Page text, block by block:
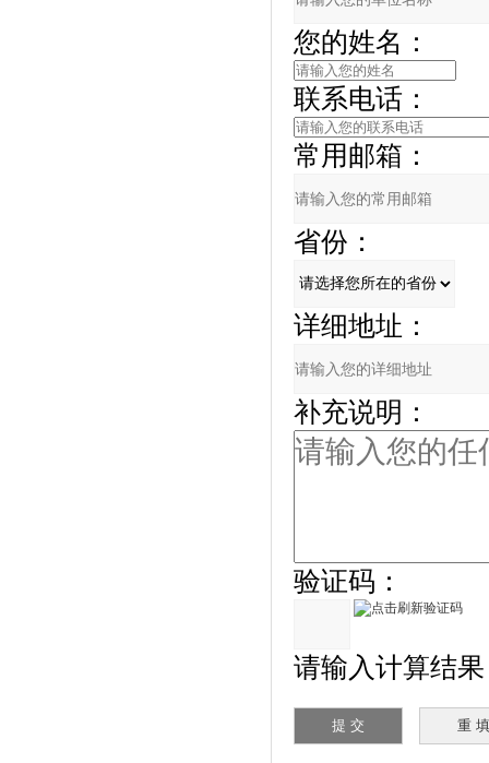
您的姓名：
联系电话：
常用邮箱：
省份：
详细地址：
补充说明：
验证码：
请输入计算结果